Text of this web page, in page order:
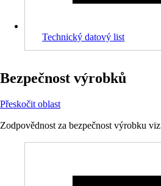
Technický datový list
Bezpečnost výrobků
Přeskočit oblast
Zodpovědnost za bezpečnost výrobku viz